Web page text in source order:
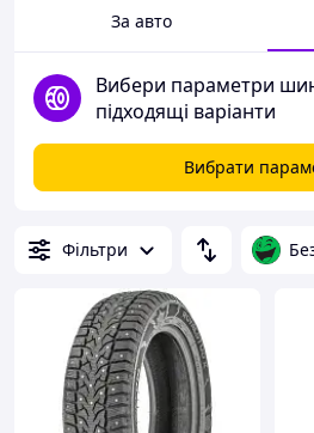
За авто
Вибери параметри
підходящі варіанти
Вибрати
Фільтри